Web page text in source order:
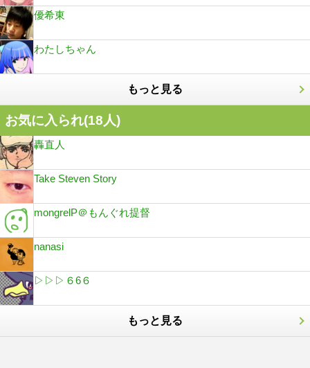
優希東
わたしちゃん
もっと見る
お気に入られ(18人)
轟直人
Take Steven Story
mongrelP＠もんぐれ提督
nanasi
▷▷▷６6６
もっと見る